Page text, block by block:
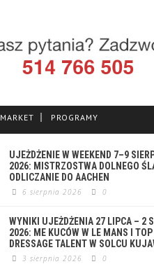
MARKET PROGRAMY
UJEŻDŻENIE W WEEKEND 7–9
2026: MISTRZOSTWA DOLNEGO
ODLICZANIE DO AACHEN
6 sierpnia 2026 0
WYNIKI UJEŻDŻENIA 27 LIPCA – 2
2026: ME KUCÓW W LE MANS I TOP
DRESSAGE TALENT W SOLCU
3 sierpnia 2026 0